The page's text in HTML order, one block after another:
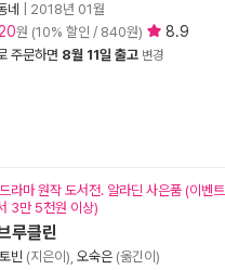
네
2018년 01월
원 (10% 할인 / 840원) 8.9
주문하면 8월 11일 출고 변경
드라마 원작 도서전. 알라딘 사은품 (이벤
3만 5천원 이상)
루클린
빈 (지은이), 오숙은 (옮긴이)